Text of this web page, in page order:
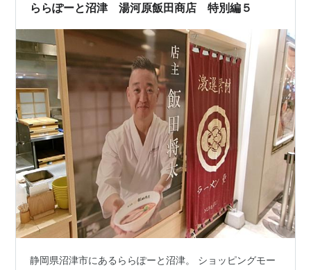
ららぽーと沼津 湯河原飯田商店 特別編５
静岡県沼津市にあるららぽーと沼津。 ショッピングモー